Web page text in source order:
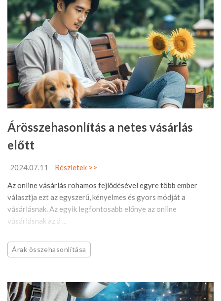
Árösszehasonlítás a netes vásárlás
előtt
2024.07.11
Részletek >>
Az online vásárlás rohamos fejlődésével egyre több ember
választja ezt az egyszerű, kényelmes és gyors módját a
vásárlásnak. Az egyik legfontosabb előnye az online
vásárlásnak az á ...
Árak összehasonlítása